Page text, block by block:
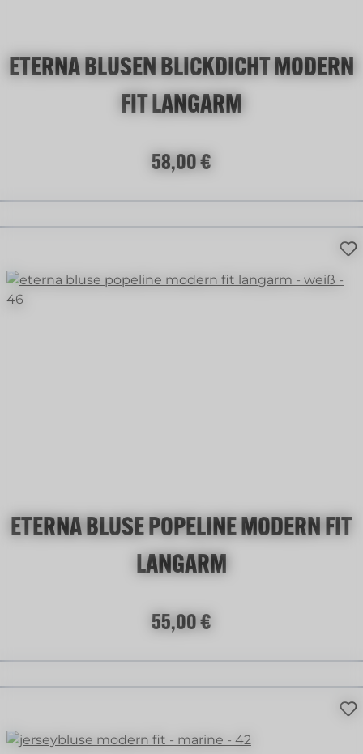
ETERNA BLUSEN BLICKDICHT MODERN
FIT LANGARM
Regulärer Preis:
58,00 €
ETERNA BLUSE POPELINE MODERN FIT
LANGARM
Regulärer Preis:
55,00 €